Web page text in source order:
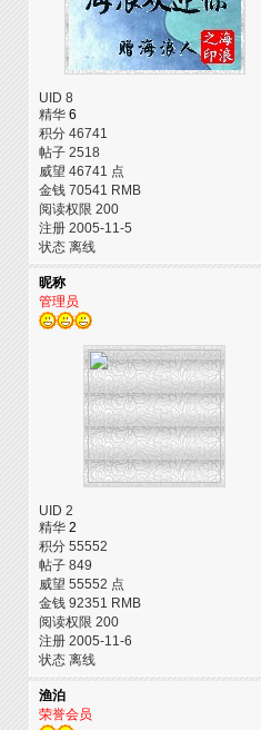
UID 8
精华 6
积分 46741
帖子 2518
威望 46741 点
金钱 70541 RMB
阅读权限 200
注册 2005-11-5
状态 离线
昵称
管理员
UID 2
精华 2
积分 55552
帖子 849
威望 55552 点
金钱 92351 RMB
阅读权限 200
注册 2005-11-6
状态 离线
渔泊
荣誉会员